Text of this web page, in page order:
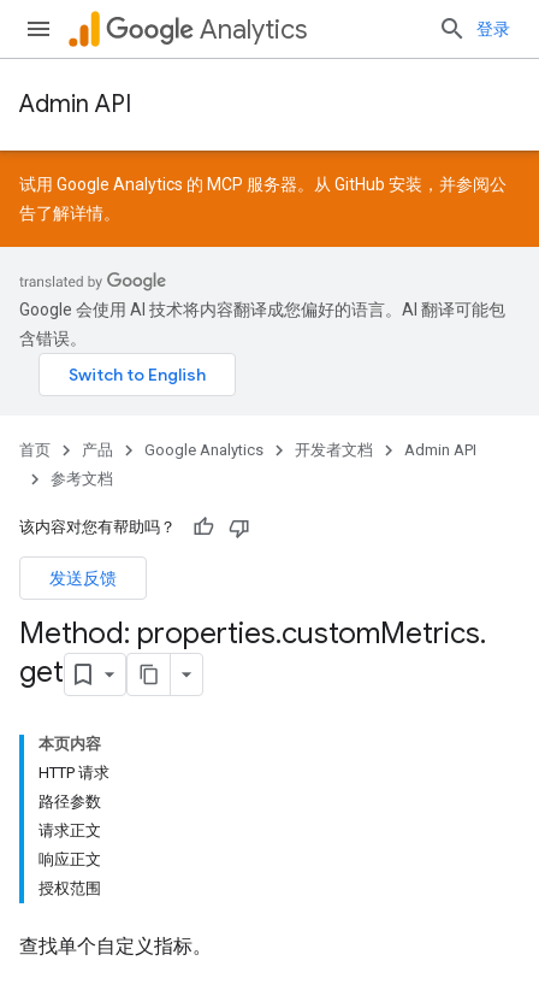
Analytics 登录
Admin API
试用 Google Analytics 的 MCP 服务器。从 GitHub 安装，并参阅公
告了解详情。
Google 会使用 AI 技术将内容翻译成您偏好的语言。AI 翻译可能包
含错误。
首页 产品 Google Analytics 开发者文档
Admin API
参考文档
该内容对您有帮助吗？
发送反馈
Method: properties.customMetrics.
get
本页内容
HTTP 请求
路径参数
请求正文
响应正文
授权范围
查找单个自定义指标。